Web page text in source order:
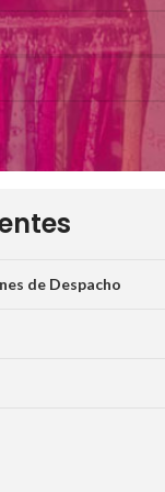
de Despacho